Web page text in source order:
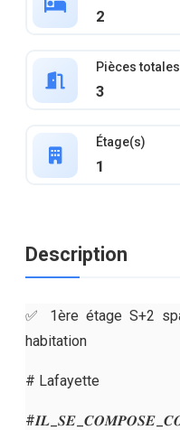
2
Pièces totales
3
Étage(s)
1
Description
✅ 1ère étage S+2
habitation
# Lafayette